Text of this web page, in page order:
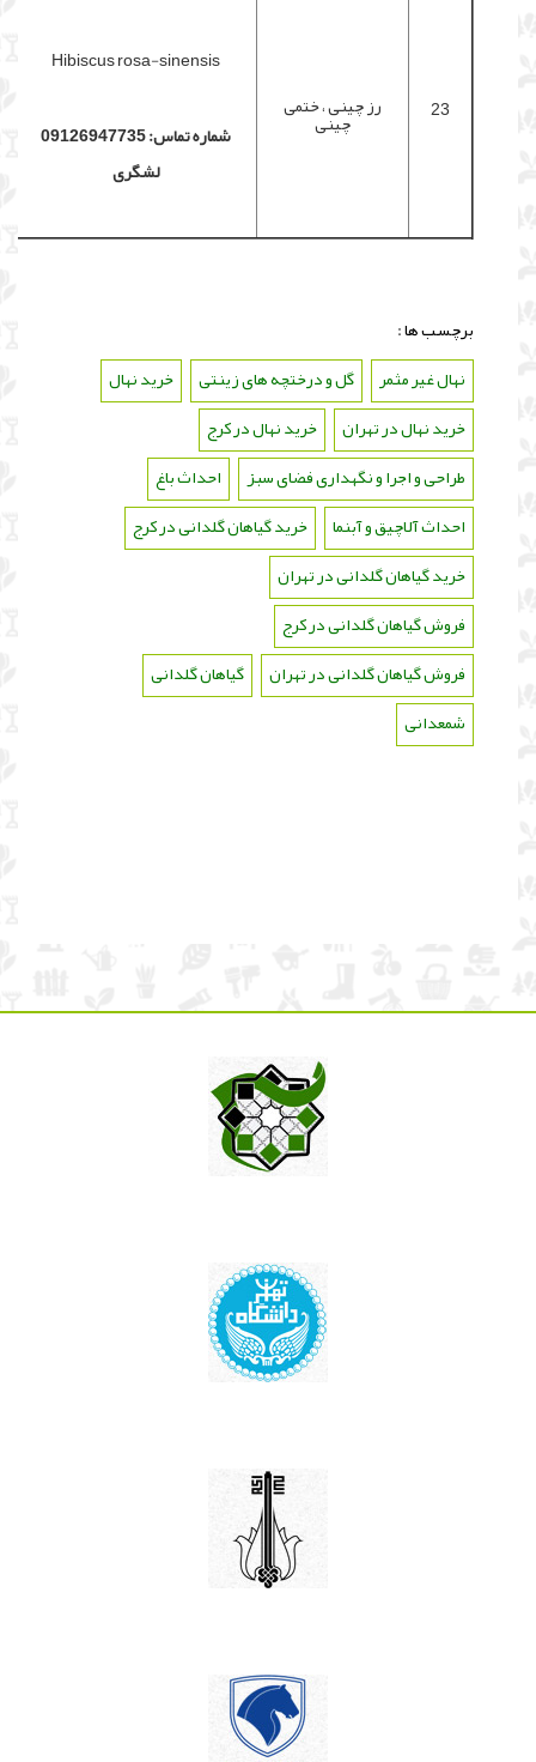
23 رز چینی ، ختمی
چینی
Hibiscus rosa-sinensis
شماره تماس: 09126947735
لشگری
برچسب ها :
نهال غیر مثمر
گل و درختچه های زینتی خرید نهال
خرید نهال در تهران
خرید نهال در کرج
طراحی و اجرا و نگهداری فضای سبز
احداث باغ
احداث آلاچیق و آبنما
خرید گیاهان گلدانی در کرج
خرید گیاهان گلدانی در تهران
فروش گیاهان گلدانی در کرج
فروش گیاهان گلدانی در تهران
گیاهان گلدانی
شمعدانی